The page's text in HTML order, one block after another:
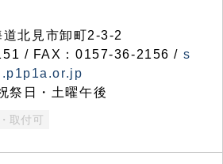
北見市卸町2-3-2
/ FAX：0157-36-2156 / s
祭日・土曜午後
取付可